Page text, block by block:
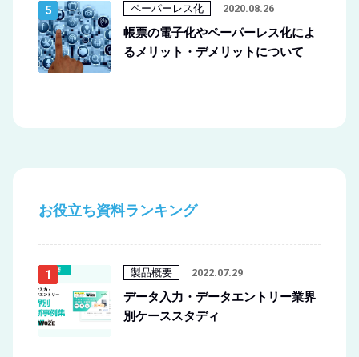
ペーパーレス化 2020.08.26
帳票の電子化やペーパーレス化によ
るメリット・デメリットについて
お役立ち資料ランキング
製品概要 2022.07.29
データ入力・データエントリー業界
別ケーススタディ